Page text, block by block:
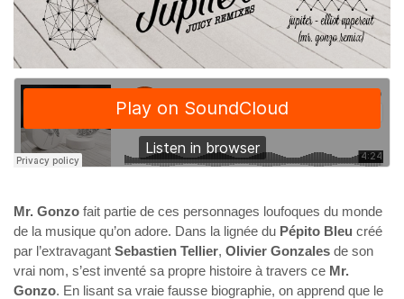
Mr. Gonzo fait partie de ces personnages loufoques du monde
de la musique qu’on adore. Dans la lignée du Pépito Bleu créé
par l’extravagant Sebastien Tellier, Olivier Gonzales de son
vrai nom, s’est inventé sa propre histoire à travers ce Mr.
Gonzo. En lisant sa vraie fausse biographie, on apprend que le